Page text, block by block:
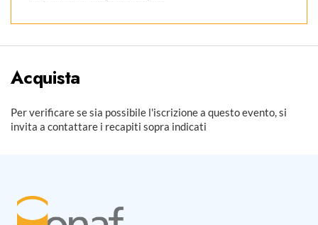
Acquista
Per verificare se sia possibile l'iscrizione a questo evento, si
invita a contattare i recapiti sopra indicati